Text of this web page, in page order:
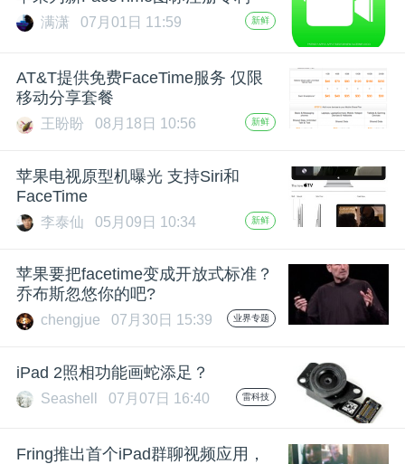
题
搞
满潇 07月01日 11:59 新鲜
AT&T提供免费FaceTime服务 仅限
移动分享套餐
王盼盼 08月18日 10:56 新鲜
苹果电视原型机曝光 支持Siri和
FaceTime
李泰仙 05月09日 10:34 新鲜
苹果要把facetime变成开放式标准？
乔布斯忽悠你的吧?
chengjue 07月30日 15:39 业界专题
iPad 2照相功能画蛇添足？
Seashell 07月07日 16:40 雷科技
Fring推出首个iPad群聊视频应用，